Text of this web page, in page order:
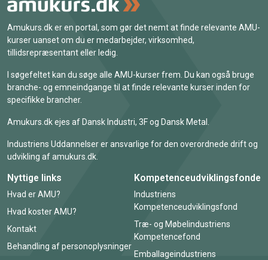
Amukurs.dk er en portal, som gør det nemt at finde relevante AMU-
kurser uanset om du er medarbejder, virksomhed,
tillidsrepræsentant eller ledig.
I søgefeltet kan du søge alle AMU-kurser frem. Du kan også bruge
branche- og emneindgange til at finde relevante kurser inden for
specifikke brancher.
Amukurs.dk ejes af Dansk Industri, 3F og Dansk Metal.
Industriens Uddannelser er ansvarlige for den overordnede drift og
udvikling af amukurs.dk.
Nyttige links
Hvad er AMU?
Hvad koster AMU?
Kontakt
Behandling af personoplysninger
Kompetenceudviklingsfonde
Industriens
Kompetenceudviklingsfond
Træ- og Møbelindustriens
Kompetencefond
Emballageindustriens